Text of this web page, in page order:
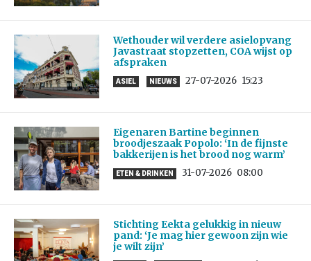
Wethouder wil verdere asielopvang
Javastraat stopzetten, COA wijst op
afspraken
ASIEL NIEUWS 27-07-2026 15:23
Eigenaren Bartine beginnen
broodjeszaak Popolo: ‘In de fijnste
bakkerijen is het brood nog warm’
ETEN & DRINKEN 31-07-2026 08:00
Stichting Eekta gelukkig in nieuw
pand: ‘Je mag hier gewoon zijn wie
je wilt zijn’